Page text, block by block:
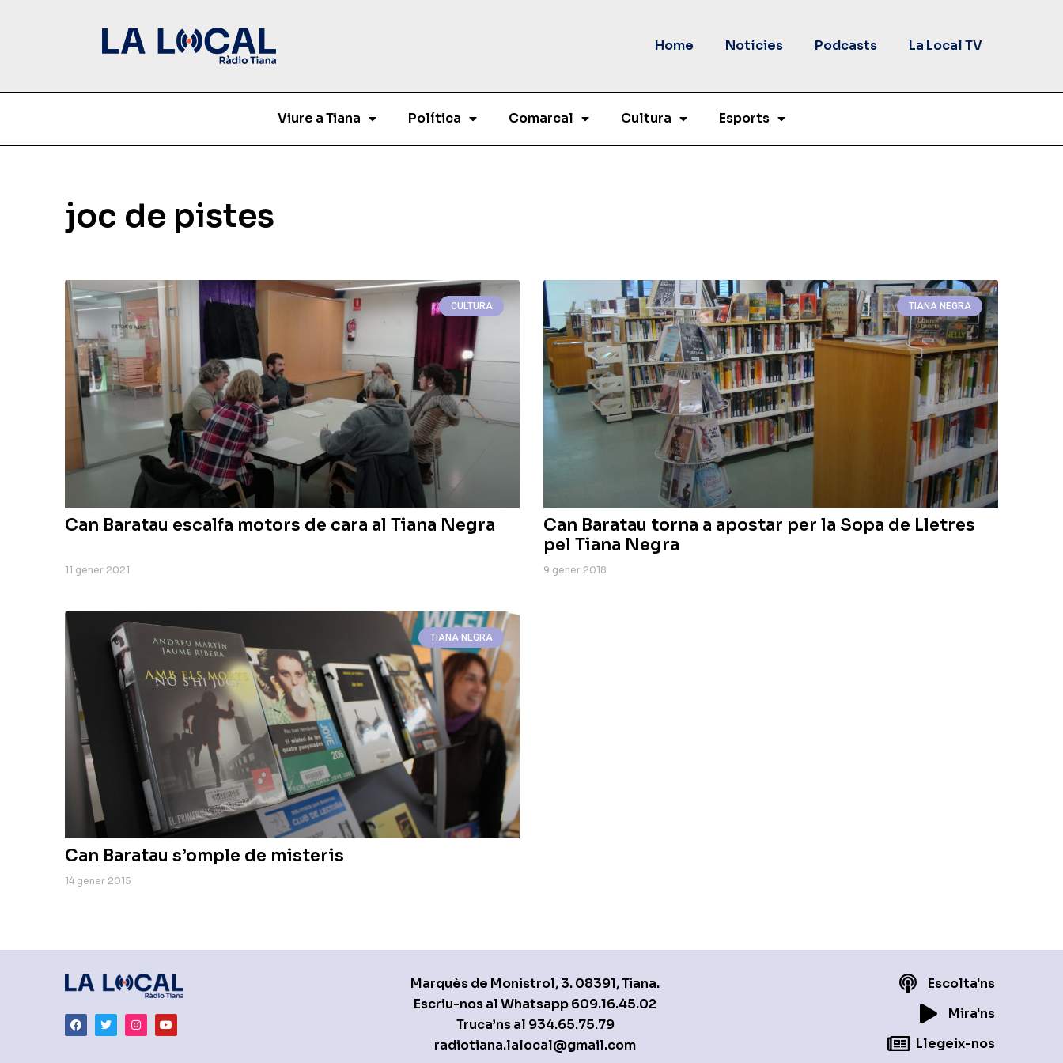
Home Notícies Podcasts La Local TV
Viure a Tiana Política Comarcal Cultura Esports
joc de pistes
CULTURA
Can Baratau escalfa motors de cara al Tiana Negra
11 gener 2021
TIANA NEGRA
Can Baratau torna a apostar per la Sopa de Lletres
pel Tiana Negra
9 gener 2018
TIANA NEGRA
Can Baratau s’omple de misteris
14 gener 2015
Marquès de Monistrol, 3. 08391, Tiana.
Escriu-nos al Whatsapp609.16.45.02
Truca’ns al 934.65.75.79
radiotiana.lalocal@gmail.com
Escolta'ns
Mira'ns
Llegeix-nos